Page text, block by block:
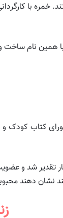
خمره با
همین نام ساخت
کتاب کودک و
تقدیر شد و
نشان دهند